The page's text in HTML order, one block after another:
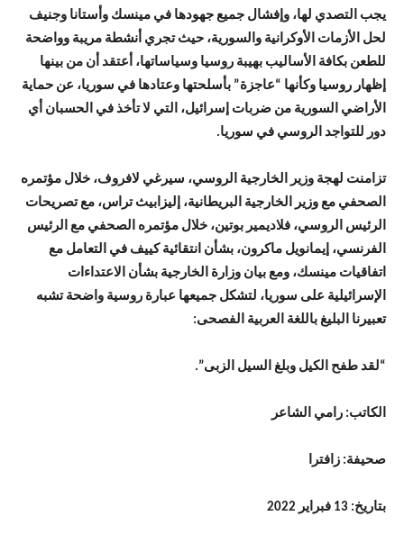
يجب التصدي لها، وإفشال جميع جهودها في مينسك وأستانا وجنيف
لحل الأزمات الأوكرانية والسورية، حيث تجري أنشطة مريبة وواضحة
للطعن بكافة الأساليب بهيبة روسيا وسياساتها، أعتقد أن من بينها
إظهار روسيا وكأنها “عاجزة” بأسلحتها وعتادها في سوريا، عن حماية
الأراضي السورية من ضربات إسرائيل، التي لا تأخذ في الحسبان أي
دور للتواجد الروسي في سوريا.
تزامنت لهجة وزير الخارجية الروسي، سيرغي لافروف، خلال مؤتمره
الصحفي مع وزير الخارجية البريطانية، إليزابيث تراس، مع تصريحات
الرئيس الروسي، فلاديمير بوتين، خلال مؤتمره الصحفي مع الرئيس
الفرنسي، إيمانويل ماكرون، بشأن انتقائية كييف في التعامل مع
اتفاقيات مينسك، ومع بيان وزارة الخارجية بشأن الاعتداءات
الإسرائيلية على سوريا، لتشكل جميعها عبارة روسية واضحة تشبه
تعبيرنا البليغ باللغة العربية الفصحى:
“لقد طفح الكيل وبلغ السيل الزبى”.
الكاتب: رامي الشاعر
صحيفة: زافترا
بتاريخ: 13 فبراير 2022